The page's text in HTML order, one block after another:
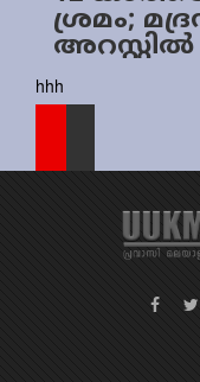
Sports
Jwala
Law
ശ്രമം;
അറസ്റ്റിൽ
hhh